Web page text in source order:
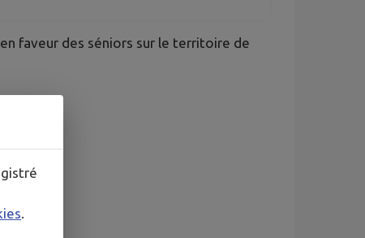
faveur des séniors sur le territoire de